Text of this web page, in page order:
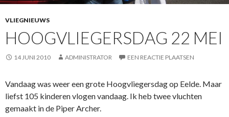
VLIEGNIEUWS
HOOGVLIEGERSDAG 22 MEI
14 JUNI 2010 ADMINISTRATOR EEN REACTIE PLAATSEN
Vandaag was weer een grote Hoogvliegersdag op Eelde. Maar
liefst 105 kinderen vlogen vandaag. Ik heb twee vluchten
gemaakt in de Piper Archer.